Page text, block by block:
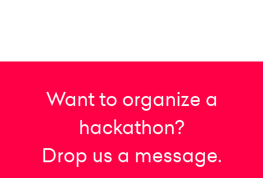
Want to organize a
hackathon?
Drop us a message.